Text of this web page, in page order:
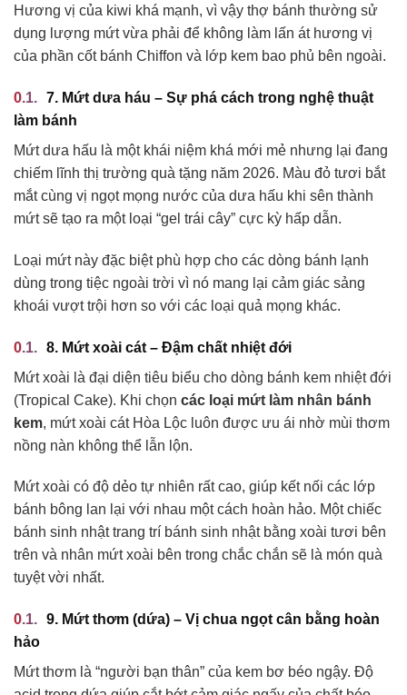
Hương vị của kiwi khá mạnh, vì vậy thợ bánh thường sử
dụng lượng mứt vừa phải để không làm lấn át hương vị
của phần cốt bánh Chiffon và lớp kem bao phủ bên ngoài.
7. Mứt dưa háu – Sự phá cách trong nghệ thuật
làm bánh
Mứt dưa hấu là một khái niệm khá mới mẻ nhưng lại đang
chiếm lĩnh thị trường quà tặng năm 2026. Màu đỏ tươi bắt
mắt cùng vị ngọt mọng nước của dưa hấu khi sên thành
mứt sẽ tạo ra một loại “gel trái cây” cực kỳ hấp dẫn.
Loại mứt này đặc biệt phù hợp cho các dòng bánh lạnh
dùng trong tiệc ngoài trời vì nó mang lại cảm giác sảng
khoái vượt trội hơn so với các loại quả mọng khác.
8. Mứt xoài cát – Đậm chất nhiệt đới
Mứt xoài là đại diện tiêu biểu cho dòng bánh kem nhiệt đới
(Tropical Cake). Khi chọn các loại mứt làm nhân bánh
kem, mứt xoài cát Hòa Lộc luôn được ưu ái nhờ mùi thơm
nồng nàn không thể lẫn lộn.
Mứt xoài có độ dẻo tự nhiên rất cao, giúp kết nối các lớp
bánh bông lan lại với nhau một cách hoàn hảo. Một chiếc
bánh sinh nhật trang trí bánh sinh nhật bằng xoài tươi bên
trên và nhân mứt xoài bên trong chắc chắn sẽ là món quà
tuyệt vời nhất.
9. Mứt thơm (dứa) – Vị chua ngọt cân bằng hoàn
hảo
Mứt thơm là “người bạn thân” của kem bơ béo ngậy. Độ